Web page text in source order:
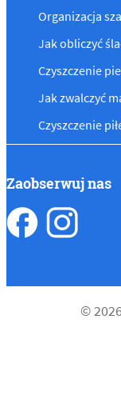
Organizacja
Jak obliczyć
Czyszczenie
Jak zwalczyć
Czyszczenie
Zaobserwuj nas
©